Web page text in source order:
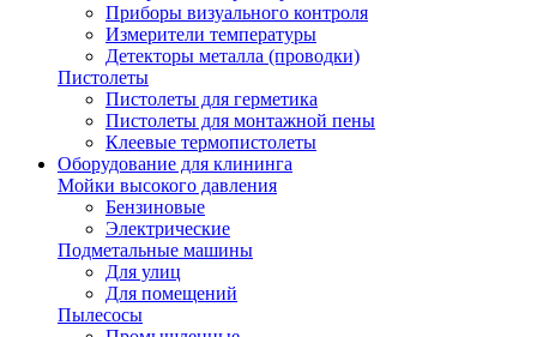
Приборы визуального контроля
Измерители температуры
Детекторы металла (проводки)
Пистолеты
Пистолеты для герметика
Пистолеты для монтажной пены
Клеевые термопистолеты
Оборудование для клининга
Мойки высокого давления
Бензиновые
Электрические
Подметальные машины
Для улиц
Для помещений
Пылесосы